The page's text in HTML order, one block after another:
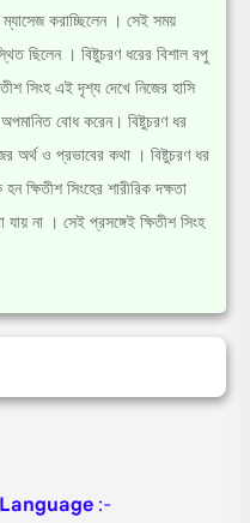
ম্যাসেজ করাচ্ছিলেন । সেই সময়
ছিলেন । বিষ্টুচরণ ধরের বিশাল বপু
সিংহ এই দৃশ্য দেখে নিজের হাসি
বোধ করেন। বিষ্টুচরণ ধর
অর্থ ও প্রভাবের কথা । বিষ্টুচরণ ধর
ক্ষিতীশ সিংহের শারীরিক দক্ষতা
না । সেই প্রসঙ্গেই ক্ষিতীশ সিংহ
:-